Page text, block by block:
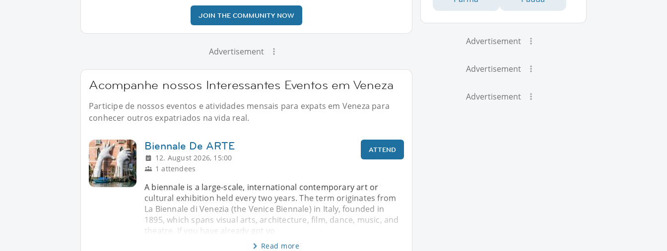
JOIN THE COMMUNITY NOW
Advertisement
Acompanhe nossos Interessantes Eventos em Veneza
Participe de nossos eventos e atividades mensais para expats em Veneza para
conhecer outros expatriados na vida real.
Biennale De ARTE
12. August 2026, 15:00
1 attendees
ATTEND
A biennale is a large-scale, international contemporary art or
cultural exhibition held every two years. The term originates from
La Biennale di Venezia (the Venice Biennale) in Italy, founded in
1895, which spans visual arts, architecture, film, dance, music, and
theatre. If you have already got yo
Read more
Advertisement
Advertisement
Advertisement